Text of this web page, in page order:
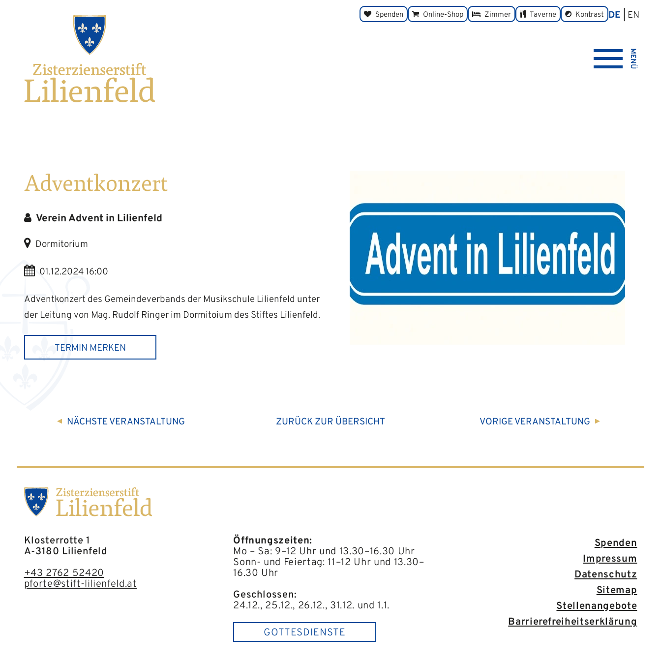
Spenden Online-Shop Zimmer Taverne Kontrast umschalten
DE EN
Zisterzienserstift
verlinkt
zur
Startseite
MENÜ
Adventkonzert
Verein Advent in Lilienfeld
Dormitorium
01.12.2024 16:00
Adventkonzert des Gemeindeverbands der Musikschule Lilienfeld unter
der Leitung von Mag. Rudolf Ringer im Dormitoium des Stiftes Lilienfeld.
TERMIN MERKEN
NÄCHSTEVERANSTALTUNG ZURÜCK ZUR ÜBERSICHT VORIGEVERANSTALTUNG
Klosterrotte 1
A-3180 Lilienfeld
+43 2762 52420
pforte@stift-lilienfeld.at
Öffnungszeiten:
Mo – Sa: 9–12 Uhr und 13.30–16.30 Uhr
Sonn- und Feiertag: 11–12 Uhr und 13.30–
16.30 Uhr
Geschlossen:
24.12., 25.12., 26.12., 31.12. und 1.1.
GOTTESDIENSTE
Spenden
Impressum
Datenschutz
Sitemap
Stellenangebote
Barrierefreiheitserklärung